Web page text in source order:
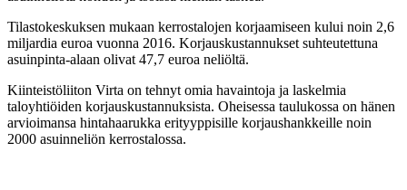
Tilastokeskuksen mukaan kerrostalojen korjaamiseen kului noin 2,6
miljardia euroa vuonna 2016. Korjauskustannukset suhteutettuna
asuinpinta-alaan olivat 47,7 euroa neliöltä.
Kiinteistöliiton Virta on tehnyt omia havaintoja ja laskelmia
taloyhtiöiden korjauskustannuksista. Oheisessa taulukossa on hänen
arvioimansa hintahaarukka erityyppisille korjaushankkeille noin
2000 asuinneliön kerrostalossa.